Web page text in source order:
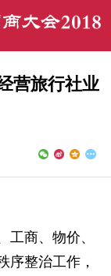
营旅行社业
商、物价、
序整治工作，